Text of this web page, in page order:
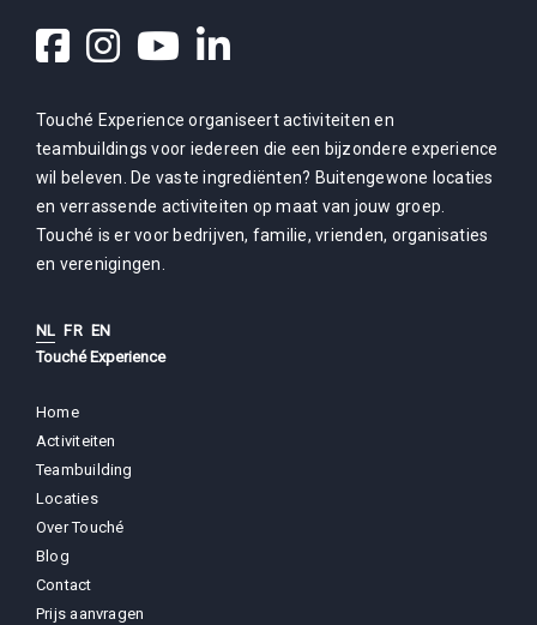
Touché Experience organiseert activiteiten en
teambuildings voor iedereen die een bijzondere experience
wil beleven. De vaste ingrediënten? Buitengewone locaties
en verrassende activiteiten op maat van jouw groep.
Touché is er voor bedrijven, familie, vrienden, organisaties
en verenigingen.
Touché Experience
Home
Activiteiten
Teambuilding
Locaties
Over Touché
Blog
Contact
Prijs aanvragen
NL FR EN